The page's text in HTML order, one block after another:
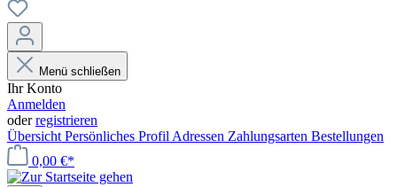
Menü schließen
Ihr Konto
Anmelden
oderregistrieren
Übersicht Persönliches Profil Adressen Zahlungsarten Bestellungen
0,00 €*